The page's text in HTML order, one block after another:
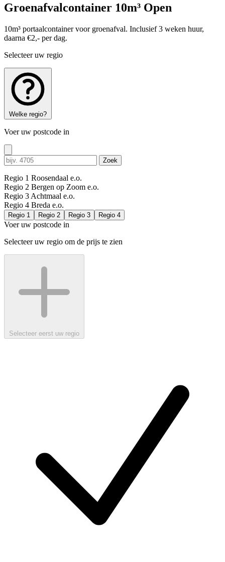
Groenafvalcontainer 10m³ Open
10m³ portaalcontainer voor groenafval. Inclusief 3 weken huur,
daarna €2,- per dag.
Selecteer uw regio
Welke regio?
Voer uw postcode in
Zoek
Regio 1 Roosendaal e.o.
Regio 2 Bergen op Zoom e.o.
Regio 3 Achtmaal e.o.
Regio 4 Breda e.o.
Regio 1 Regio 2 Regio 3 Regio 4
Voer uw postcode in
Selecteer uw regio om de prijs te zien
Selecteer eerst uw regio